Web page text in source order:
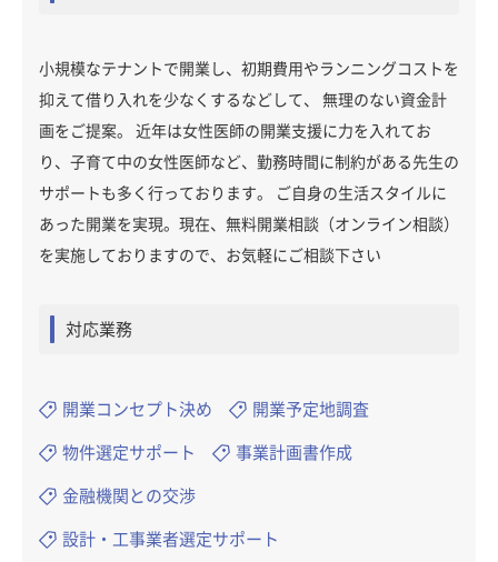
小規模なテナントで開業し、初期費用やランニングコストを
抑えて借り入れを少なくするなどして、 無理のない資金計
画をご提案。 近年は女性医師の開業支援に力を入れてお
り、子育て中の女性医師など、勤務時間に制約がある先生の
サポートも多く行っております。 ご自身の生活スタイルに
あった開業を実現。現在、無料開業相談（オンライン相談）
を実施しておりますので、お気軽にご相談下さい
対応業務
開業コンセプト決め 開業予定地調査
物件選定サポート 事業計画書作成
金融機関との交渉
設計・工事業者選定サポート